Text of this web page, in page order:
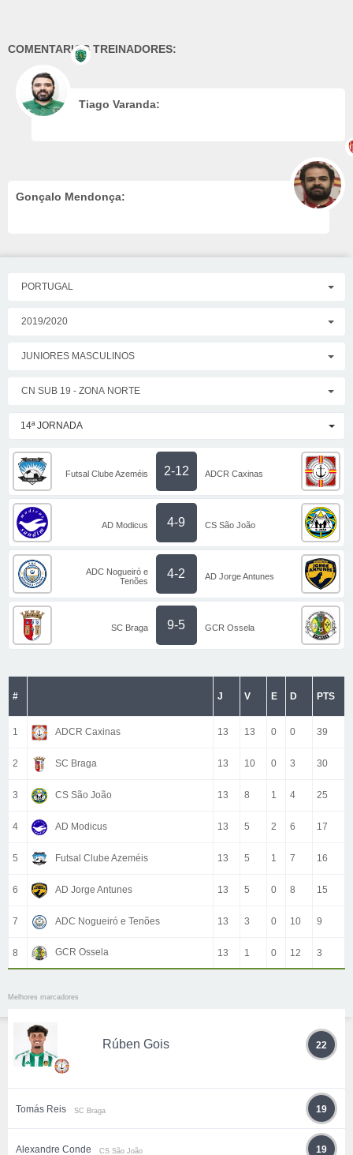
COMENTARIOS TREINADORES:
Tiago Varanda:
Gonçalo Mendonça:
PORTUGAL
2019/2020
JUNIORES MASCULINOS
CN SUB 19 - ZONA NORTE
14ª JORNADA
Futsal Clube Azeméis 2-12 ADCR Caxinas
AD Modicus 4-9 CS São João
ADC Nogueiró e
Tenões
4-2 AD Jorge Antunes
SC Braga 9-5 GCR Ossela
# J V E D PTS
1 ADCR Caxinas 13 13 0 0 39
2 SC Braga 13 10 0 3 30
3 CS São João 13 8 1 4 25
4 AD Modicus 13 5 2 6 17
5 Futsal Clube Azeméis 13 5 1 7 16
6 AD Jorge Antunes 13 5 0 8 15
7 ADC Nogueiró e Tenões 13 3 0 10 9
8 GCR Ossela 13 1 0 12 3
Melhores marcadores
Rúben Gois 22
Tomás Reis SC Braga 19
Alexandre Conde CS São João 19